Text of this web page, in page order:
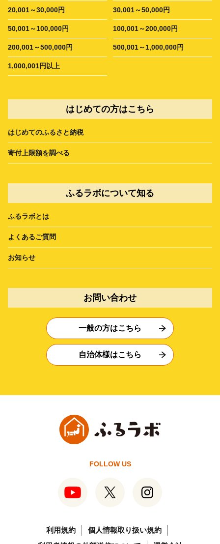
20,001～30,000円 30,001～50,000円
50,001～100,000円 100,001～200,000円
200,001～500,000円 500,001～1,000,000円
1,000,001円以上
はじめての方はこちら
はじめてのふるさと納税
寄付上限額を調べる
ふるラボについて知る
ふるラボとは
よくあるご質問
お知らせ
お問い合わせ
一般の方はこちら
自治体様はこちら
FOLLOW US
利用規約
個人情報取り扱い規約